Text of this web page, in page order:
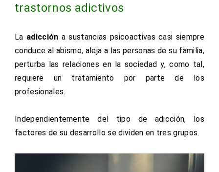
trastornos adictivos
La adicción a sustancias psicoactivas casi siempre
conduce al abismo, aleja a las personas de su familia,
perturba las relaciones en la sociedad y, como tal,
requiere un tratamiento por parte de los
profesionales.
Independientemente del tipo de adicción, los
factores de su desarrollo se dividen en tres grupos.